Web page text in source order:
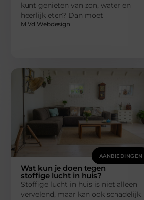
kunt genieten van zon, water en
heerlijk eten? Dan moet
M Vd Webdesign
AANBIEDINGEN
Wat kun je doen tegen
stoffige lucht in huis?
Stoffige lucht in huis is niet alleen
vervelend, maar kan ook schadelijk